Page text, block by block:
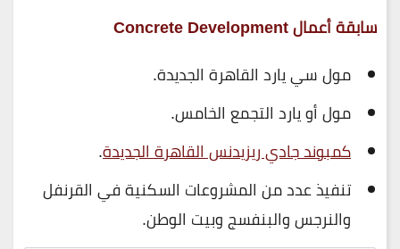
سابقة أعمال Concrete Development
مول سي يارد القاهرة الجديدة.
مول أو يارد التجمع الخامس.
كمبوند جادي ريزيدنس القاهرة الجديدة.
تنفيذ عدد من المشروعات السكنية في القرنفل
والنرجس والبنفسج وبيت الوطن.